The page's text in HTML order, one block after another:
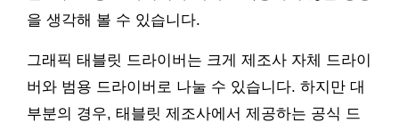
을 생각해 볼 수 있습니다.
그래픽 태블릿 드라이버는 크게 제조사 자체 드라이
버와 범용 드라이버로 나눌 수 있습니다. 하지만 대
부분의 경우, 태블릿 제조사에서 제공하는 공식 드